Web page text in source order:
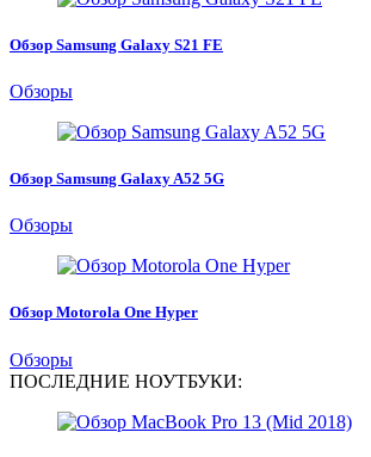
Обзор Samsung Galaxy S21 FE
Обзоры
Обзор Samsung Galaxy A52 5G
Обзоры
Обзор Motorola One Hyper
Обзоры
ПОСЛЕДНИЕ НОУТБУКИ: